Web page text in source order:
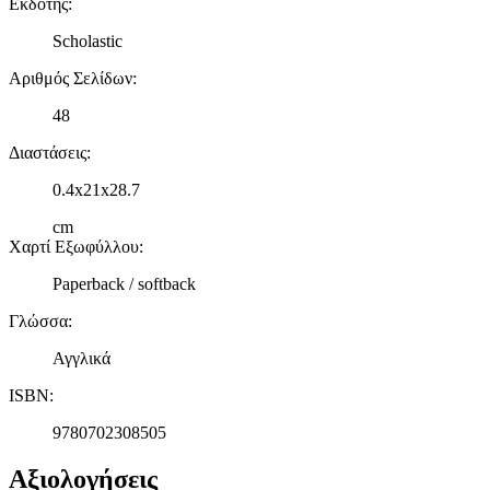
Εκδότης:
Scholastic
Αριθμός Σελίδων:
48
Διαστάσεις:
0.4x21x28.7
cm
Χαρτί Εξωφύλλου:
Paperback / softback
Γλώσσα:
Αγγλικά
ISBN:
9780702308505
Αξιολογήσεις